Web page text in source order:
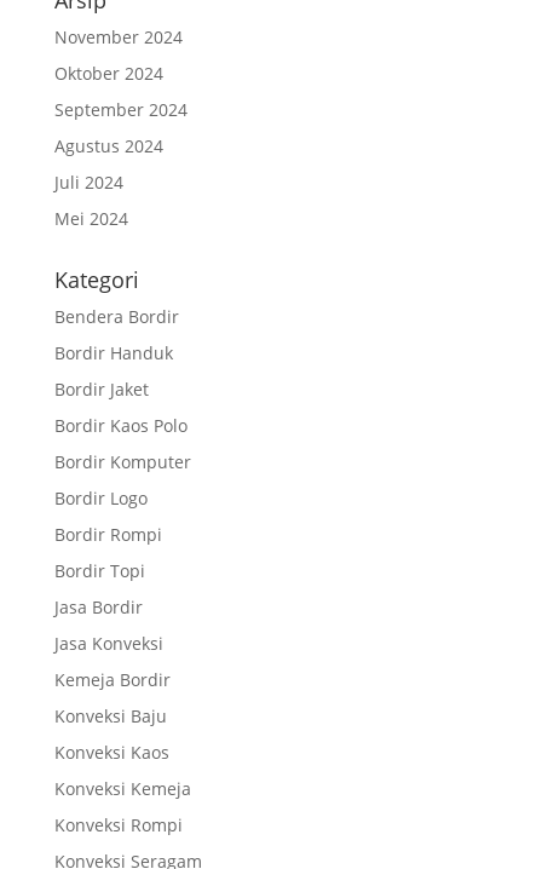
November 2024
Oktober 2024
September 2024
Agustus 2024
Juli 2024
Mei 2024
Kategori
Bendera Bordir
Bordir Handuk
Bordir Jaket
Bordir Kaos Polo
Bordir Komputer
Bordir Logo
Bordir Rompi
Bordir Topi
Jasa Bordir
Jasa Konveksi
Kemeja Bordir
Konveksi Baju
Konveksi Kaos
Konveksi Kemeja
Konveksi Rompi
Konveksi Seragam